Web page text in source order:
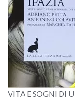
VITA E SOGNI DI